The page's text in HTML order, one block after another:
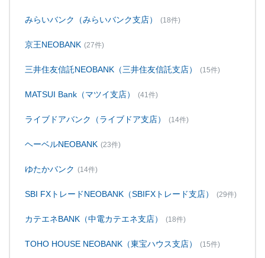
みらいバンク（みらいバンク支店） (18件)
京王NEOBANK (27件)
三井住友信託NEOBANK（三井住友信託支店） (15件)
MATSUI Bank（マツイ支店） (41件)
ライブドアバンク（ライブドア支店） (14件)
ヘーベルNEOBANK (23件)
ゆたかバンク (14件)
SBI FXトレードNEOBANK（SBIFXトレード支店） (29件)
カテエネBANK（中電カテエネ支店） (18件)
TOHO HOUSE NEOBANK（東宝ハウス支店） (15件)